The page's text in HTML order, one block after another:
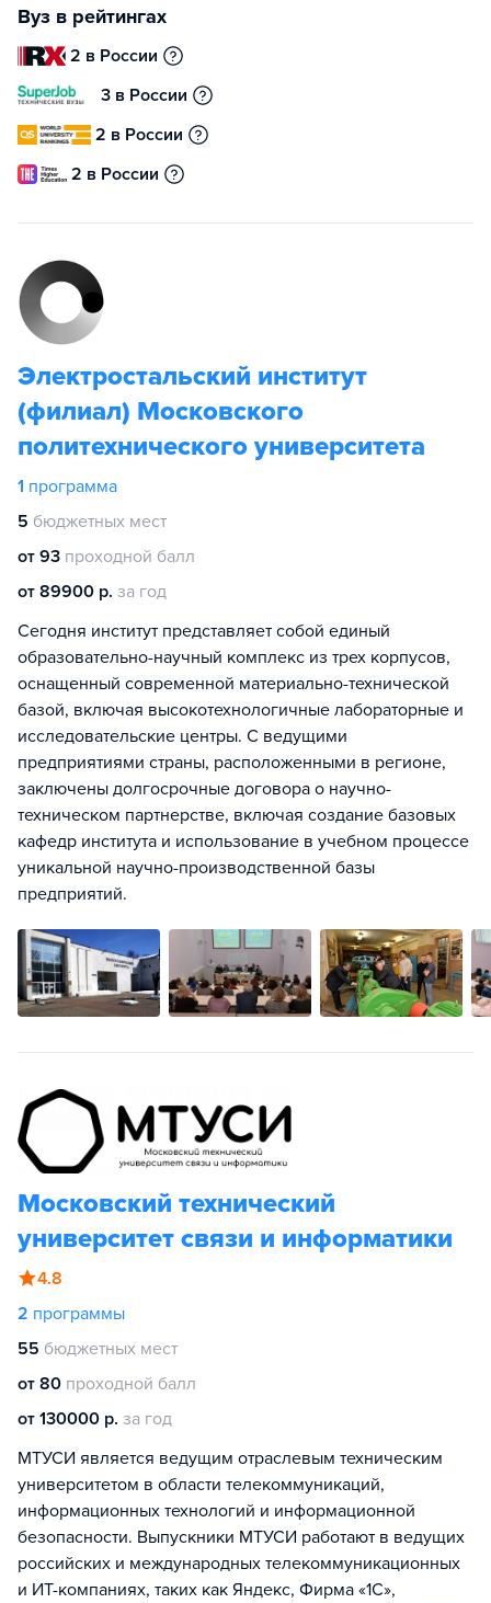
Вуз в рейтингах
2 в России
3 в России
2 в России
2 в России
Электростальский институт
(филиал) Московского
политехнического университета
1 программа
5 бюджетных мест
от 93 проходной балл
от 89900 р. за год
Сегодня институт представляет собой единый
образовательно-научный комплекс из трех корпусов,
оснащенный современной материально-технической
базой, включая высокотехнологичные лабораторные и
исследовательские центры. С ведущими
предприятиями страны, расположенными в регионе,
заключены долгосрочные договора о научно-
техническом партнерстве, включая создание базовых
кафедр института и использование в учебном процессе
уникальной научно-производственной базы
предприятий.
Московский технический
университет связи и информатики
4.8
2 программы
55 бюджетных мест
от 80 проходной балл
от 130000 р. за год
МТУСИ является ведущим отраслевым техническим
университетом в области телекоммуникаций,
информационных технологий и информационной
безопасности. Выпускники МТУСИ работают в ведущих
российских и международных телекоммуникационных
и ИТ-компаниях, таких как Яндекс, Фирма «1С»,